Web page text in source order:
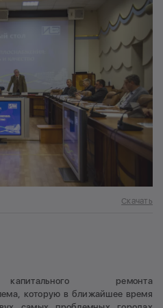
Скачать
капитального ремонта
которую в ближайшее время